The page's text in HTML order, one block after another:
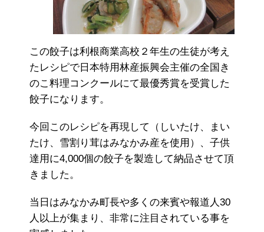
この餃子は利根商業高校２年生の生徒が考え
たレシピで日本特用林産振興会主催の全国き
のこ料理コンクールにて最優秀賞を受賞した
餃子になります。
今回このレシピを再現して（しいたけ、まい
たけ、雪割り茸はみなかみ産を使用）、子供
達用に4,000個の餃子を製造して納品させて頂
きました。
当日はみなかみ町長や多くの来賓や報道人30
人以上が集まり、非常に注目されている事を